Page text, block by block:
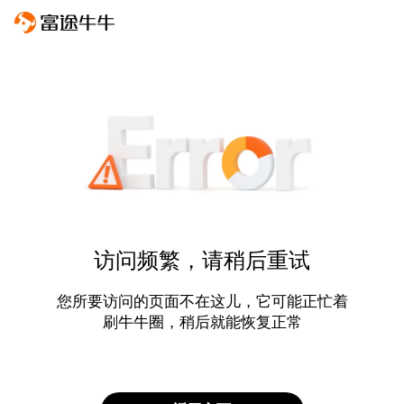
访问频繁，请稍后重试
您所要访问的页面不在这儿，它可能正忙着
刷牛牛圈，稍后就能恢复正常